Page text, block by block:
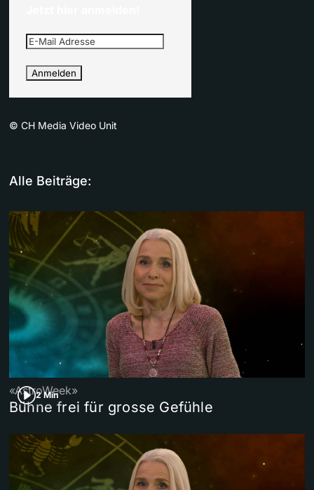
© CH Media Video Unit
Alle Beiträge:
2 Min
«AstroWeek»
Bühne frei für grosse Gefühle